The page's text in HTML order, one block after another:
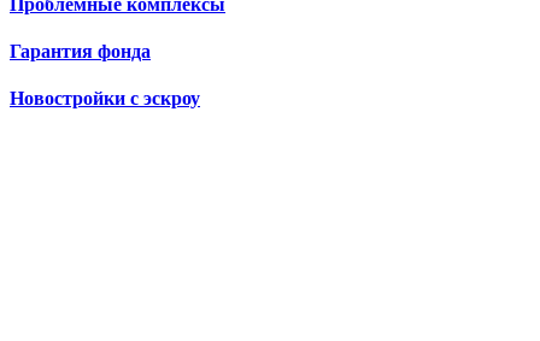
Гарантия фонда
Новостройки с эскроу